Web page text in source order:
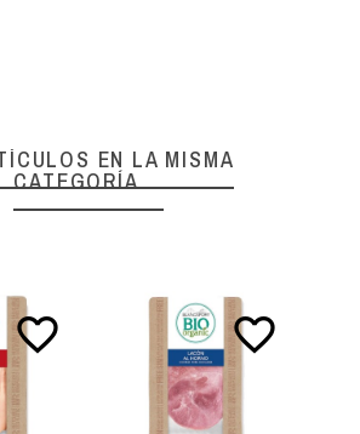
EN LA MISMA
CATEGORÍA
favorite_border favorite_border